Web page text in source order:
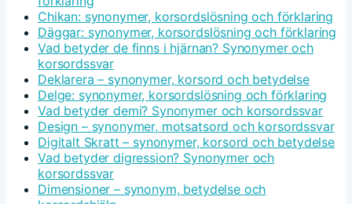
Chikan: synonymer, korsordslösning och förklaring
Däggar: synonymer, korsordslösning och förklaring
Vad betyder de finns i hjärnan? Synonymer och
korsordssvar
Deklarera – synonymer, korsord och betydelse
Delge: synonymer, korsordslösning och förklaring
Vad betyder demi? Synonymer och korsordssvar
Design – synonymer, motsatsord och korsordssvar
Digitalt Skratt – synonymer, korsord och betydelse
Vad betyder digression? Synonymer och
korsordssvar
Dimensioner – synonym, betydelse och